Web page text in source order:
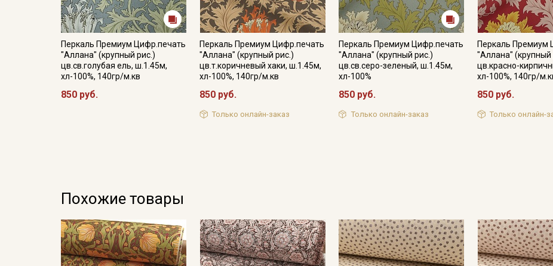
Перкаль Премиум Цифр.печать
"Аллана" (крупный рис.)
цв.св.голубая ель, ш.1.45м,
хл-100%, 140гр/м.кв
850 руб.
Перкаль Премиум Цифр.печать
"Аллана" (крупный рис.)
цв.т.коричневый хаки, ш.1.45м,
хл-100%, 140гр/м.кв
850 руб.
Только онлайн-заказ
Перкаль Премиум Цифр.печать
"Аллана" (крупный рис.)
цв.св.серо-зеленый, ш.1.45м,
хл-100%
850 руб.
Только онлайн-заказ
Перкаль Премиум
"Аллана" (крупный
цв.красно-
хл-100%, 140гр/
850 руб.
Только онлайн-
Похожие товары
промокоды и скидки до 30% на узкие
категории тканей
Электронная почта